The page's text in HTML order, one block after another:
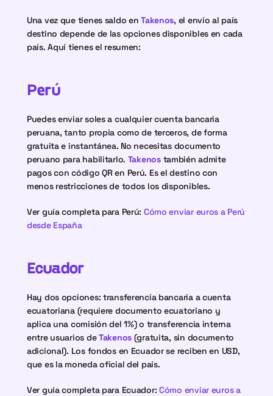
Una vez que tienes saldo en Takenos, el envío al país
destino depende de las opciones disponibles en cada
país. Aquí tienes el resumen:
Perú
Puedes enviar soles a cualquier cuenta bancaria
peruana, tanto propia como de terceros, de forma
gratuita e instantánea. No necesitas documento
peruano para habilitarlo. Takenos también admite
pagos con código QR en Perú. Es el destino con
menos restricciones de todos los disponibles.
Ver guía completa para Perú: Cómo enviar euros a Perú
desde España
Ecuador
Hay dos opciones: transferencia bancaria a cuenta
ecuatoriana (requiere documento ecuatoriano y
aplica una comisión del 1%) o transferencia interna
entre usuarios de Takenos (gratuita, sin documento
adicional). Los fondos en Ecuador se reciben en USD,
que es la moneda oficial del país.
Ver guía completa para Ecuador: Cómo enviar euros a